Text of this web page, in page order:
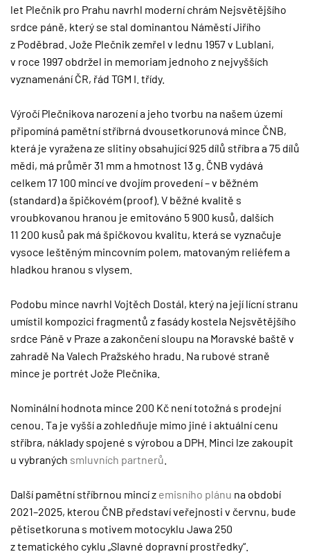
let Plečnik pro Prahu navrhl moderní chrám Nejsvětějšího
srdce páně, který se stal dominantou Náměstí Jiřího
z Poděbrad. Jože Plečnik zemřel v lednu 1957 v Lublani,
v roce 1997 obdržel in memoriam jednoho z nejvyšších
vyznamenání ČR, řád TGM I. třídy.
Výročí Plečnikova narození a jeho tvorbu na našem území
připomíná pamětní stříbrná dvousetkorunová mince ČNB,
která je vyražena ze slitiny obsahující 925 dílů stříbra a 75 dílů
mědi, má průměr 31 mm a hmotnost 13 g. ČNB vydává
celkem 17 100 mincí ve dvojím provedení – v běžném
(standard) a špičkovém (proof). V běžné kvalitě s
vroubkovanou hranou je emitováno 5 900 kusů, dalších
11 200 kusů pak má špičkovou kvalitu, která se vyznačuje
vysoce leštěným mincovním polem, matovaným reliéfem a
hladkou hranou s vlysem.
Podobu mince navrhl Vojtěch Dostál, který na její lícní stranu
umístil kompozici fragmentů z fasády kostela Nejsvětějšího
srdce Páně v Praze a zakončení sloupu na Moravské baště v
zahradě Na Valech Pražského hradu. Na rubové straně
mince je portrét Jože Plečnika.
Nominální hodnota mince 200 Kč není totožná s prodejní
cenou. Ta je vyšší a zohledňuje mimo jiné i aktuální cenu
stříbra, náklady spojené s výrobou a DPH. Minci lze zakoupit
u vybraných smluvních partnerů
Další pamětní stříbrnou mincí z emisního plánu na období
2021–2025, kterou ČNB představí veřejnosti v červnu, bude
pětisetkoruna s motivem motocyklu Jawa 250
z tematického cyklu „Slavné dopravní prostředky“.